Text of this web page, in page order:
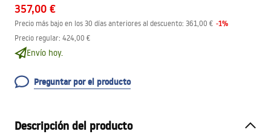
357,00 €
Precio más bajo en los 30 días anteriores al descuento: 361,00 € -1%
Precio regular: 424,00 €
Envío hoy.
Preguntar por el producto
Descripción del producto